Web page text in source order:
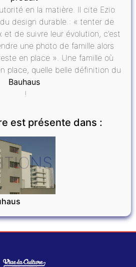
en la matière. Il cite Ezio
design durable : « tenter de
et de suivre leur évolution, c’est
une photo de famille alors
en place ». Une famille où
place, quelle belle définition du
Bauhaus
!
est présente dans :